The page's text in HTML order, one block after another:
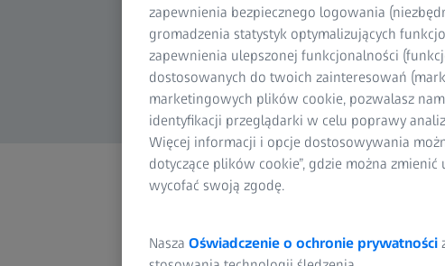
zapewnienia bezpiecznego logowania
gromadzenia statystyk optymalizujących
zapewnienia ulepszonej funkcjonalności
dostosowanych do twoich zainteresowań
marketingowych plików cookie, pozwalasz
identyfikacji przeglądarki w celu poprawy
Więcej informacji i opcje dostosowywania
dotyczące plików cookie”, gdzie można
wycofać swoją zgodę.
Nasza Oświadczenie o ochronie prywatności